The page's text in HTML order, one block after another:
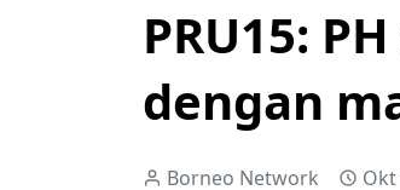
PRU15:
dengan
Borneo Network Okt